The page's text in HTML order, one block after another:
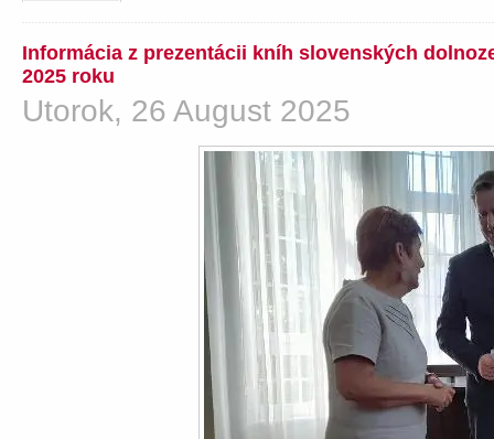
Informácia z prezentácii kníh slovenských
2025 roku
Utorok, 26 August 2025